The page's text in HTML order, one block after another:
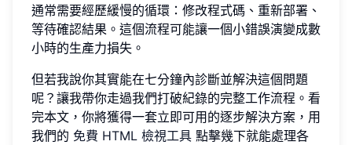
通常需要經歷緩慢的循環：修改程式碼、重新部署、
等待確認結果。這個流程可能讓一個小錯誤演變成數
小時的生產力損失。
但若我說你其實能在七分鐘內診斷並解決這個問題
呢？讓我帶你走過我們打破紀錄的完整工作流程。看
完本文，你將獲得一套立即可用的逐步解決方案，用
我們的 免費 HTML 檢視工具 點擊幾下就能處理各